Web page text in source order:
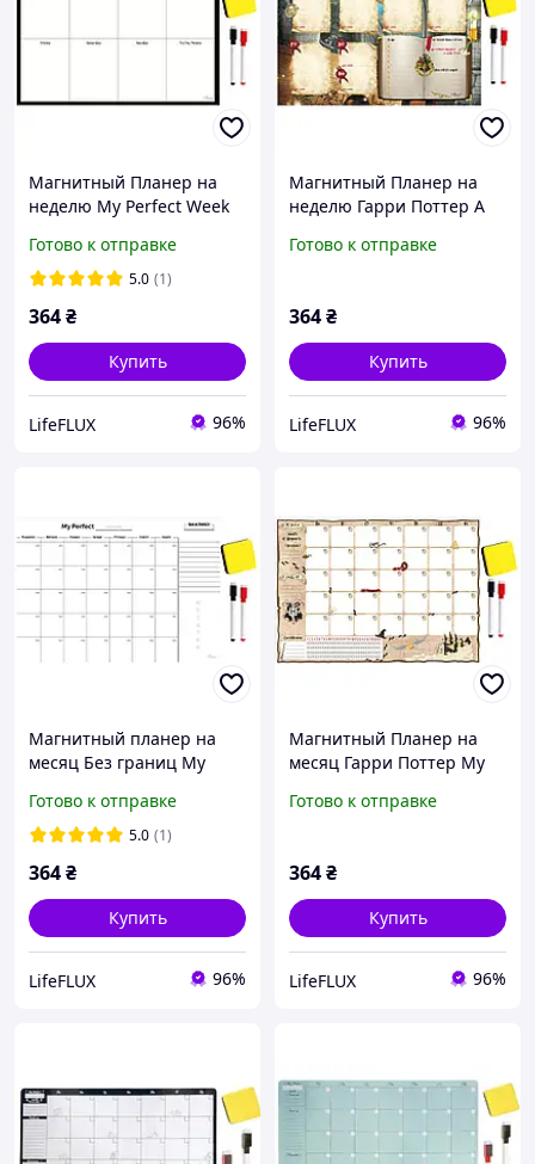
Магнитный Планер на
неделю My Perfect Week
черно-белый
Готово к отправке
5.0 (1)
364₴
Купить
LifeFLUX 96%
Магнитный Планер на
неделю Гарри Поттер A
А3
Готово к отправке
364₴
Купить
LifeFLUX 96%
Магнитный планер на
месяц Без границ My
черно-белый
Готово к отправке
5.0 (1)
364₴
Купить
LifeFLUX 96%
Магнитный Планер на
месяц Гарри Поттер My
LifeFLUX А3
Готово к отправке
364₴
Купить
LifeFLUX 96%